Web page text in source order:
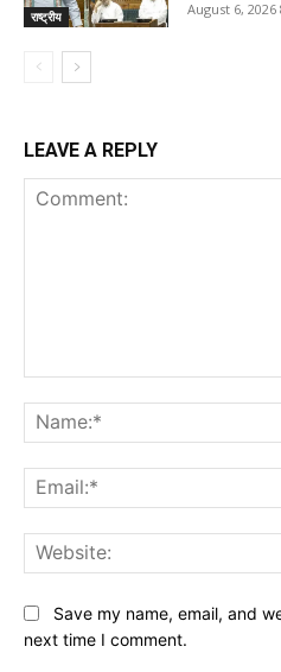
राष्ट्रीय August 6, 2026
LEAVE A REPLY
Save my name, email, and
next time I comment.